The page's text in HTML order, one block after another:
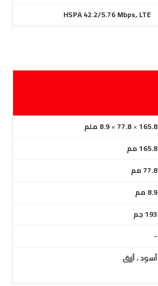
165.8
×
77.8
×8.9 ملم
165.8مم
77.8 مم
8.9 مم
193 جم
-
أسود ، أزرق